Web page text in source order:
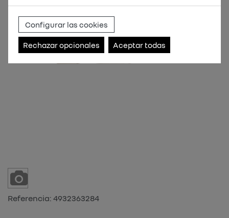
Referencia: 4932363284
Configurar las cookies
Rechazar opcionales Aceptar todas